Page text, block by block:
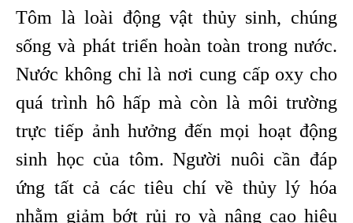
Tôm là loài động vật thủy sinh, chúng
sống và phát triển hoàn toàn trong nước.
Nước không chỉ là nơi cung cấp oxy cho
quá trình hô hấp mà còn là môi trường
trực tiếp ảnh hưởng đến mọi hoạt động
sinh học của tôm. Người nuôi cần đáp
ứng tất cả các tiêu chí về thủy lý hóa
nhằm giảm bớt rủi ro và nâng cao hiệu